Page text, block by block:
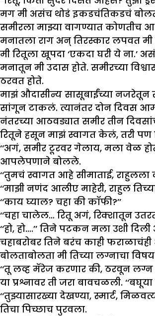
मग मी असंच थोडं इकडचंतिकडचं बोलत
समीरला माझ्या वागण्यात कोणतीच
मनातला राग अन् तिरस्कार लपवत मी
मी रितूला खूपदा ‘एकदा घरी ये ना.’
मनातून मी उदास होते. समीरच्या
ठरवत होते.
माझं औदासीन्य सासूबाईंच्या नजरेतून
सांगून टाकलं. त्यानंतर दोन दिवस
नंतरच्या आठवड्यात समीर तीन
रितूने हसून माझं स्वागत केलं, तरी पण
‘‘अगं, समीर टूरवर गेलाय, मला वेळ
आपलेपणाने बोलले.
‘‘तुमचं स्वागत आहे सीमाताई,
‘‘माझी नणंद आलीए माहेरी, राहुल
‘‘काय घ्याल? चहा की कॉफी?’’
‘‘चहा चालेल… रितू अगं, रिक्शातून
‘‘हो, हो….’’ तिने पटकन मला उशी
चहाबरोबर तिने बरंच काही
बोलताबोलता मी तिच्या लग्नाचा
‘‘तू लव्ह मॅरेज करणार की, ठरवून लग्न
या प्रश्नावर ती जरा बावचळली.
‘‘तुझ्यासारख्या देखण्या, स्मार्ट,
तिचा पिच्छाच पुरवला.